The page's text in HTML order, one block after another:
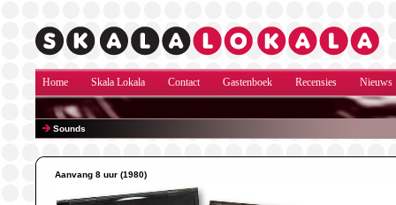
Home Skala Lokala Contact Gastenboek Recensies Nieuws
Sounds
Aanvang 8 uur (1980)